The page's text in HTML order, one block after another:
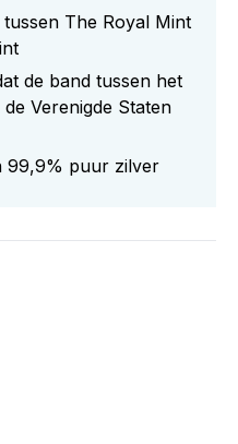
The Royal Mint
de band tussen het
Verenigde Staten
99,9% puur zilver